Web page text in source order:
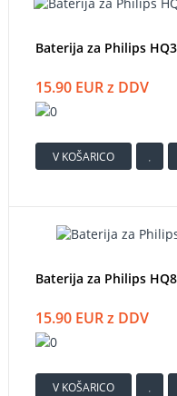
Baterija za Philips
15.90 EUR z DDV
V KOŠARICO
Baterija za Philips
15.90 EUR z DDV
V KOŠARICO